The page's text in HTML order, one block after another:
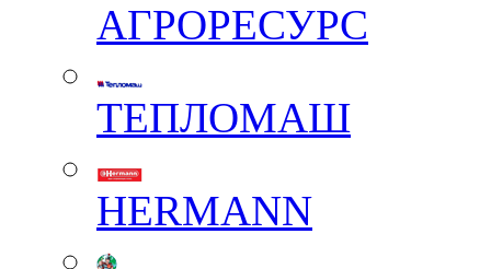
АГРОРЕСУРС
ТЕПЛОМАШ
HERMANN